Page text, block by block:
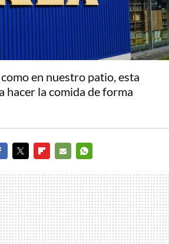
en nuestro patio, esta
hacer la comida de forma
MAIL